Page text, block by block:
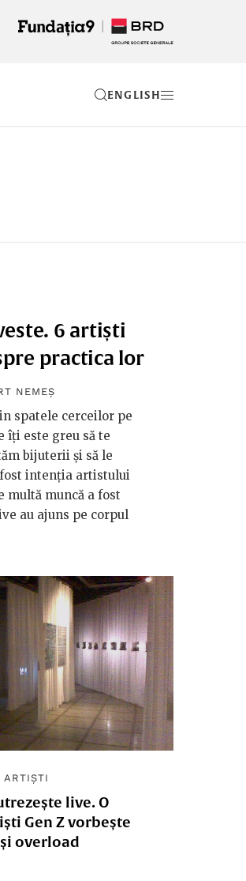
EN
6 artiști
practica lor
NEMEȘ
spatele cerceilor pe
îți este greu să te
bijuterii și să le
intenția artistului
multă muncă a fost
au ajuns pe corpul
ARTIȘTI
live. O
Gen Z vorbește
overload